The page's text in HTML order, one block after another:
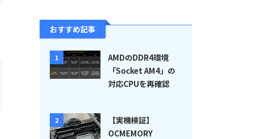
おすすめ記事
1
AMDのDDR4環境
「Socket AM4」の
対応CPUを再確認
2
【実機検証】
OCMEMORY